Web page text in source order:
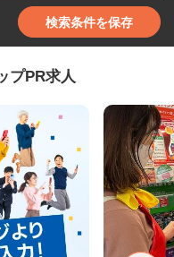
検索条件を保存
プPR求人